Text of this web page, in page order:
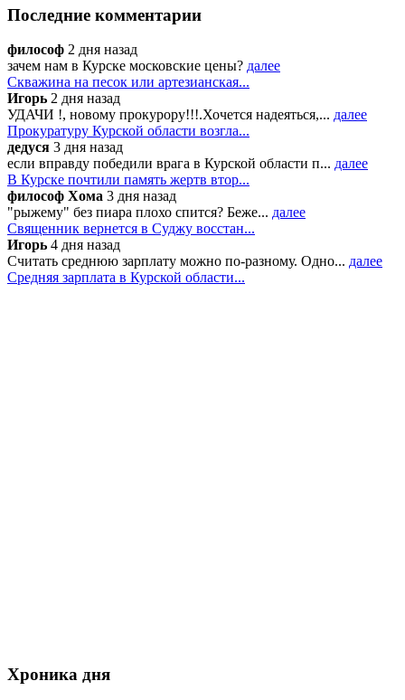
Последние комментарии
философ 2 дня назад
зачем нам в Курске московские цены? далее
Скважина на песок или артезианская...
Игорь 2 дня назад
УДАЧИ !, новому прокурору!!!.Хочется надеяться,... далее
Прокуратуру Курской области возгла...
дедуся 3 дня назад
если вправду победили врага в Курской области п... далее
В Курске почтили память жертв втор...
философ Хома 3 дня назад
"рыжему" без пиара плохо спится? Беже... далее
Священник вернется в Суджу восстан...
Игорь 4 дня назад
Считать среднюю зарплату можно по-разному. Одно... далее
Средняя зарплата в Курской области...
Хроника дня